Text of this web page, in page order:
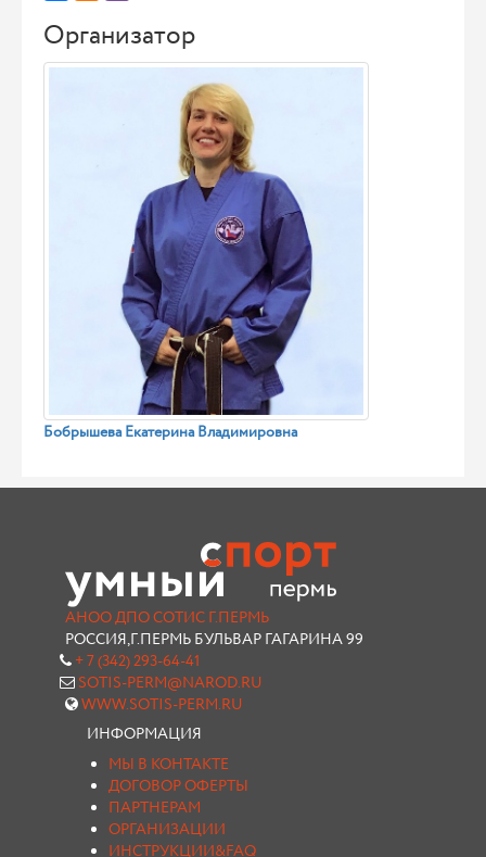
Организатор
Бобрышева Екатерина Владимировна
АНОО ДПО СОТИС Г.ПЕРМЬ
РОССИЯ,Г.ПЕРМЬ БУЛЬВАР ГАГАРИНА 99
+ 7 (342) 293-64-41
SOTIS-PERM@NAROD.RU
WWW.SOTIS-PERM.RU
ИНФОРМАЦИЯ
МЫ В КОНТАКТЕ
ДОГОВОР ОФЕРТЫ
ПАРТНЕРАМ
ОРГАНИЗАЦИИ
ИНСТРУКЦИИ&FAQ